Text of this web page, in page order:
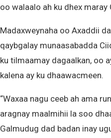
oo walaalo ah ku dhex maray
Madaxweynaha oo Axaddii
qaybgalay munaasabadda
ku tilmaamay dagaalkan, oo
kalena ay ku dhaawacmeen.
“Waxaa nagu ceeb ah ama
aragnay maalmihii la soo
Galmudug dad badan inay